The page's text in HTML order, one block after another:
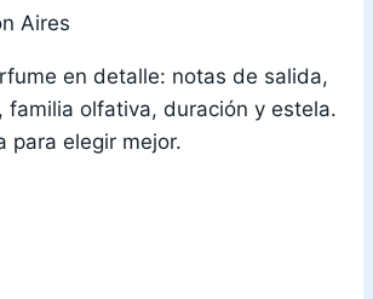
en detalle: notas de salida,
familia olfativa, duración y estela.
para elegir mejor.